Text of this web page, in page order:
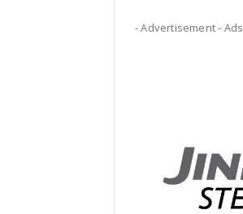
- Advertisement - Ads